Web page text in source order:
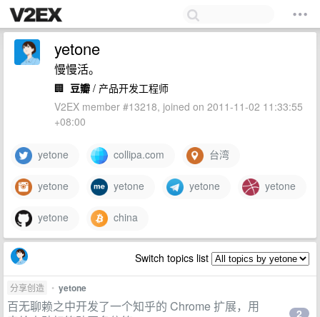
yetone
慢慢活。
🏢 豆瓣 / 产品开发工程师
V2EX member #13218, joined on 2011-11-02 11:33:55
+08:00
yetone collipa.com 台湾
yetone yetone yetone yetone
yetone china
Switch topics list
分享创造 • yetone
百无聊赖之中开发了一个知乎的 Chrome 扩展，用
2